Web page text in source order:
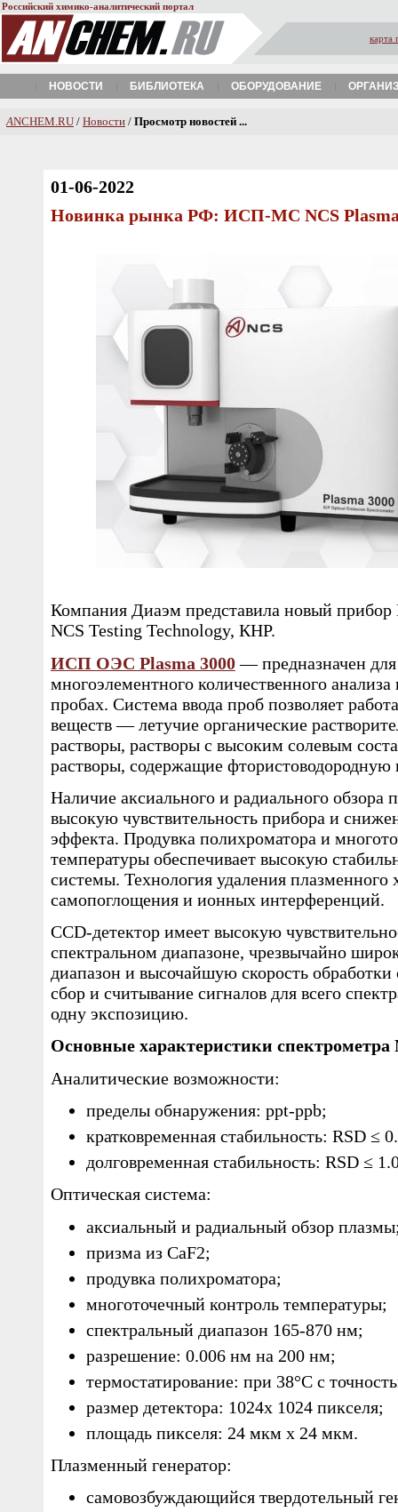
Российский химико-аналитический портал
карта
НОВОСТИ БИБЛИОТЕКА ОБОРУДОВАНИЕ
ANCHEM.RU / Новости / Просмотр новостей ...
01-06-2022
Новинка рынка РФ: ИСП-МС NCS Plasma
Компания Диаэм представила новый
NCS Testing Technology, КНР.
ИСП ОЭС Plasma 3000— предназначен
многоэлементного количественного
пробах. Система ввода проб позволяет
веществ — летучие органические
растворы, растворы с высоким солевым
растворы, содержащие фтористоводородную
Наличие аксиального и радиального обзора
высокую чувствительность прибора и
эффекта. Продувка полихроматора и
температуры обеспечивает высокую
системы. Технология удаления плазменного
самопоглощения и ионных интерференций.
CCD-детектор имеет высокую
спектральном диапазоне, чрезвычайно
диапазон и высочайшую скорость обработки
сбор и считывание сигналов для всего
одну экспозицию.
Основные характеристики спектрометра
Аналитические возможности:
пределы обнаружения: ppt-ppb;
кратковременная стабильность: RSD ≤
долговременная стабильность: RSD ≤
Оптическая система:
аксиальный и радиальный обзор
призма из CaF2;
продувка полихроматора;
многоточечный контроль температуры;
спектральный диапазон 165-870 нм;
разрешение: 0.006 нм на 200 нм;
термостатирование: при 38°С с
размер детектора: 1024x 1024 пикселя;
площадь пикселя: 24 мкм x 24 мкм.
Плазменный генератор:
самовозбуждающийся твердотельный